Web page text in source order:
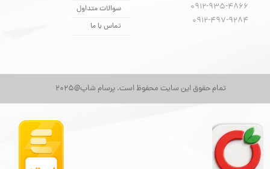
تمام حقوق این سایت محفوظ است. پرسام شاپ@2025
سوالات متداول
تماس با ما
0912-935-4866
​​​​​​​0912-497-9284